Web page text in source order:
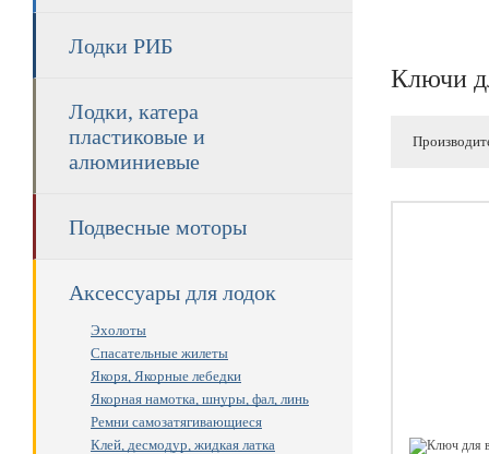
Лодки РИБ
Лодки, катера
пластиковые и
алюминиевые
Подвесные моторы
Аксессуары для лодок
Эхолоты
Спасательные жилеты
Якоря, Якорные лебедки
Якорная намотка, шнуры, фал, линь
Ремни самозатягивающиеся
Клей, десмодур, жидкая латка
Ключи